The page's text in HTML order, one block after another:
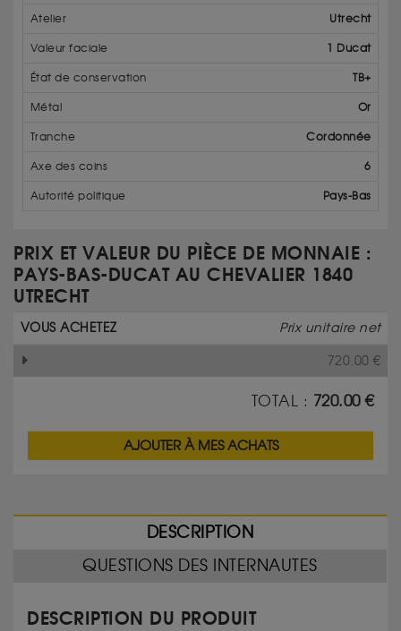
Atelier Utrecht
Valeur faciale 1 Ducat
État de conservation TB+
Métal Or
Tranche Cordonnée
Axe des coins 6
Autorité politique Pays-Bas
PRIX ET VALEUR DU PIÈCE DE MONNAIE :
PAYS-BAS-DUCAT AU CHEVALIER 1840
UTRECHT
VOUS ACHETEZ Prix unitaire net
720.00 €
TOTAL : 720.00€
AJOUTER À MES ACHATS
DESCRIPTION
QUESTIONS DES INTERNAUTES
DESCRIPTION DU PRODUIT